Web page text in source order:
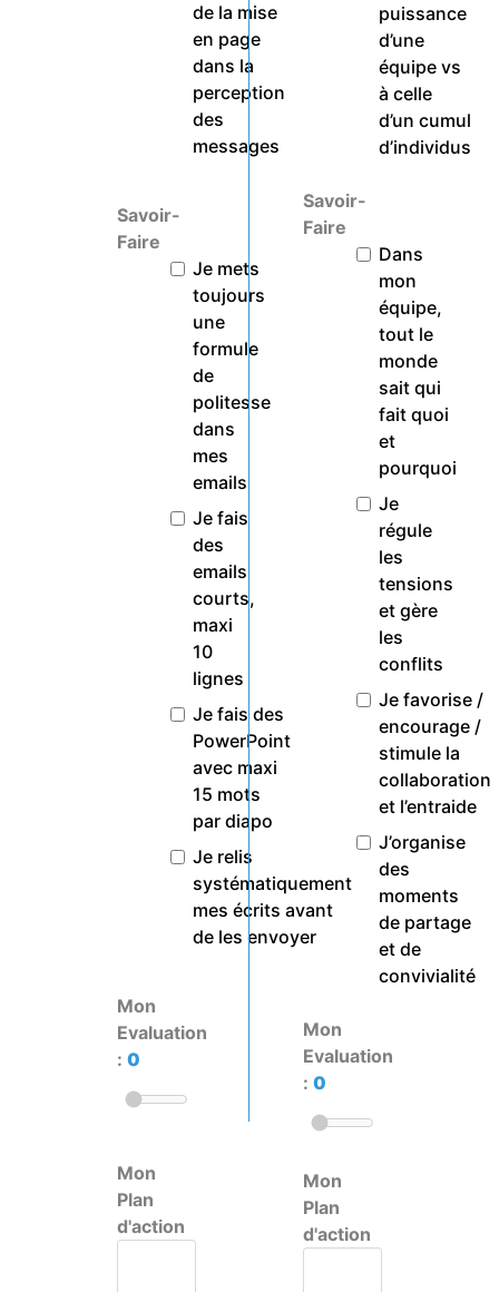
de la mise
en page
dans la
perception
des
messages
Savoir-
Faire
Je mets
toujours
une
formule
de
politesse
dans
mes
emails
Je fais
des
emails
courts,
maxi
10
lignes
Je fais des
PowerPoint
avec maxi
15 mots
par diapo
Je relis
systématiquement
mes écrits avant
de les envoyer
Mon
Evaluation
: 0
Mon
Plan
d'action
puissance
d’une
équipe vs
à celle
d’un cumul
d’individus
Savoir-
Faire
Dans
mon
équipe,
tout le
monde
sait qui
fait quoi
et
pourquoi
Je
régule
les
tensions
et gère
les
conflits
Je favorise /
encourage /
stimule la
collaboration
et l’entraide
J’organise
des
moments
de partage
et de
convivialité
Mon
Evaluation
: 0
Mon
Plan
d'action